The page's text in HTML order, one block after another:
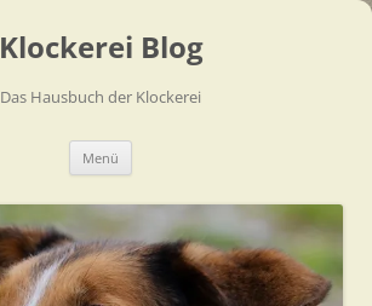
Klockerei Blog
Das Hausbuch der Klockerei
Menü